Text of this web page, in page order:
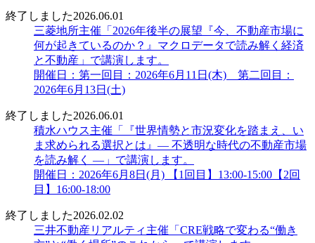
終了しました2026.06.01
三菱地所主催「2026年後半の展望『今、不動産市場に
何が起きているのか？』マクロデータで読み解く経済
と不動産」で講演します。
開催日：第一回目：2026年6月11日(木) 第二回目：
2026年6月13日(土)
終了しました2026.06.01
積水ハウス主催「『世界情勢と市況変化を踏まえ、い
ま求められる選択とは』― 不透明な時代の不動産市場
を読み解く ―」で講演します。
開催日：2026年6月8日(月) 【1回目】13:00-15:00【2回
目】16:00-18:00
終了しました2026.02.02
三井不動産リアルティ主催「CRE戦略で変わる“働き